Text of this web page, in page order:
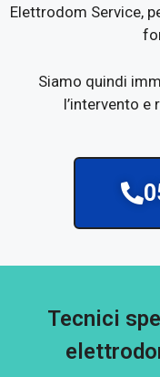
Elettrodom Service,
Siamo quindi
l’intervento e
Tecnici